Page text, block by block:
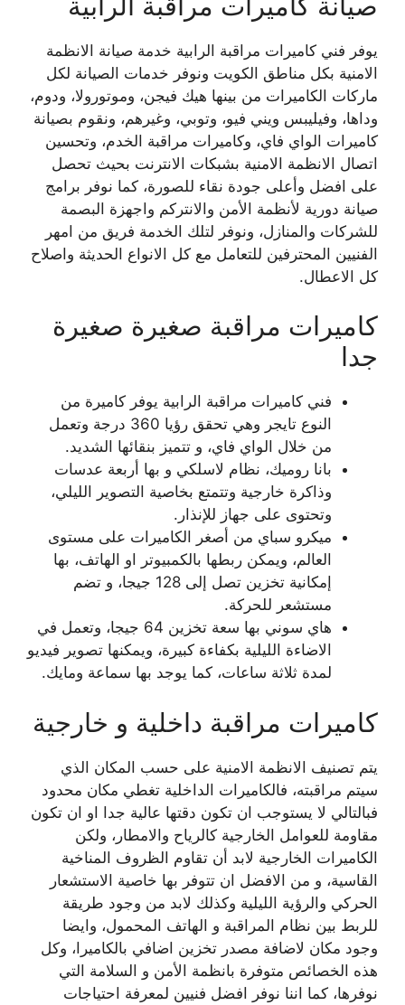
يوفر فني كاميرات مراقبة الرابية خدمة صيانة الانظمة
الامنية بكل مناطق الكويت ونوفر خدمات الصيانة لكل
ماركات الكاميرات من بينها هيك فيجن، وموتورولا، ودوم،
وداها، وفيليبس ويني فيو، وتوبي، وغيرهم، ونقوم بصيانة
كاميرات الواي فاي، وكاميرات مراقبة الخدم، وتحسين
اتصال الانظمة الامنية بشبكات الانترنت بحيث تحصل
على افضل وأعلى جودة نقاء للصورة، كما نوفر برامج
صيانة دورية لأنظمة الأمن والانتركم واجهزة البصمة
للشركات والمنازل، ونوفر لتلك الخدمة فريق من امهر
الفنيين المحترفين للتعامل مع كل الانواع الحديثة واصلاح
كل الاعطال.
كاميرات مراقبة صغيرة صغيرة
جدا
فني كاميرات مراقبة الرابية يوفر كاميرة من
النوع تايجر وهي تحقق رؤيا 360 درجة وتعمل
من خلال الواي فاي، و تتميز بنقائها الشديد.
بانا روميك، نظام لاسلكي و بها أربعة عدسات
وذاكرة خارجية وتتمتع بخاصية التصوير الليلي،
وتحتوى على جهاز للإنذار.
ميكرو سباي من أصغر الكاميرات على مستوى
العالم، ويمكن ربطها بالكمبيوتر او الهاتف، بها
إمكانية تخزين تصل إلى 128 جيجا، و تضم
مستشعر للحركة.
هاي سوني بها سعة تخزين 64 جيجا، وتعمل في
الاضاءة الليلية بكفاءة كبيرة، ويمكنها تصوير فيديو
لمدة ثلاثة ساعات، كما يوجد بها سماعة ومايك.
كاميرات مراقبة داخلية و خارجية
يتم تصنيف الانظمة الامنية على حسب المكان الذي
سيتم مراقبته، فالكاميرات الداخلية تغطي مكان محدود
فبالتالي لا يستوجب ان تكون دقتها عالية جدا او ان تكون
مقاومة للعوامل الخارجية كالرياح والامطار، ولكن
الكاميرات الخارجية لابد أن تقاوم الظروف المناخية
القاسية، و من الافضل ان تتوفر بها خاصية الاستشعار
الحركي والرؤية الليلية وكذلك لابد من وجود طريقة
للربط بين نظام المراقبة و الهاتف المحمول، وايضا
وجود مكان لاضافة مصدر تخزين اضافي بالكاميرا، وكل
هذه الخصائص متوفرة بانظمة الأمن و السلامة التي
نوفرها، كما اننا نوفر افضل فنيين لمعرفة احتياجات